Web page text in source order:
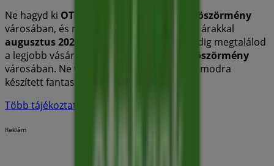
Ne hagyd ki OTP Bank
Hajdúböszörmény
városában, és maradj naprakész a legjobb árakkal
augusztus 2026
során. A Tiendeo-nál mindig megtalálod
a legjobb vásárlási lehetőségeket
Hajdúböszörmény
városában. Ne várj tovább, fedezd fel a számodra
készített fantasztikus promóciókat!
Több tájékoztatás — OTP Bank
Reklám